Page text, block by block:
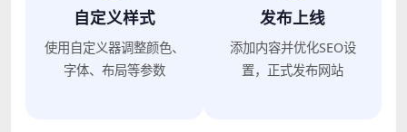
自定义样式
使用自定义器调整颜色、
字体、布局等参数
发布上线
添加内容并优化SEO设
置，正式发布网站